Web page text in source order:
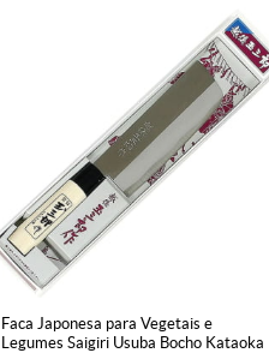
Faca Japonesa para Vegetais e
Legumes Saigiri Usuba Bocho Kataoka